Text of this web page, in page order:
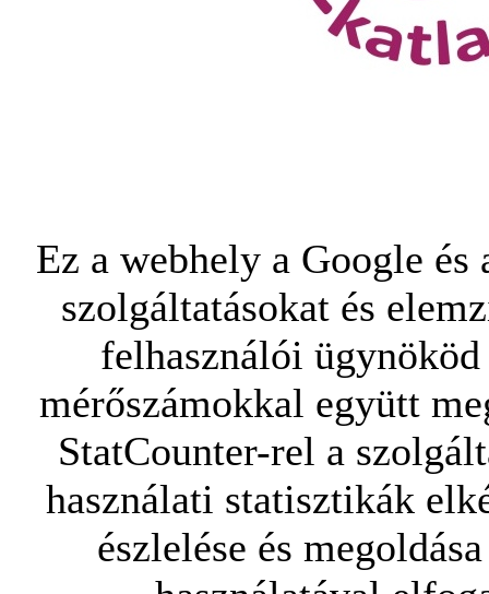
Ez a webhely a Google
szolgáltatásokat és
felhasználói
mérőszámokkal együtt
StatCounter-rel a
használati statisztikák
észlelése és